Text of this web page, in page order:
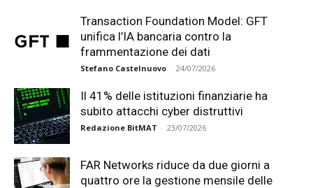
Transaction Foundation Model: GFT
unifica l’IA bancaria contro la
frammentazione dei dati
Stefano Castelnuovo - 24/07/2026
Il 41% delle istituzioni finanziarie ha
subito attacchi cyber distruttivi
Redazione BitMAT - 23/07/2026
FAR Networks riduce da due giorni a
quattro ore la gestione mensile delle